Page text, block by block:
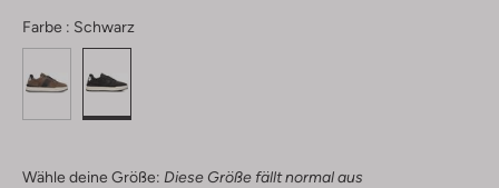
Farbe : Schwarz
Wähle deine Größe: Diese Größe fällt normal aus